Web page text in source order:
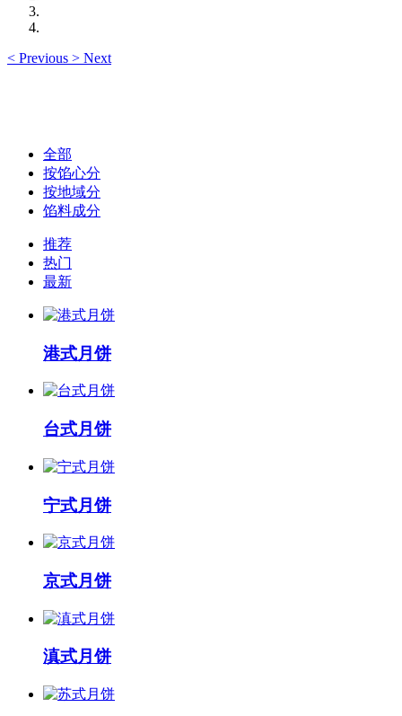
< Previous > Next
全部
按馅心分
按地域分
馅料成分
推荐
热门
最新
港式月饼
台式月饼
宁式月饼
京式月饼
滇式月饼